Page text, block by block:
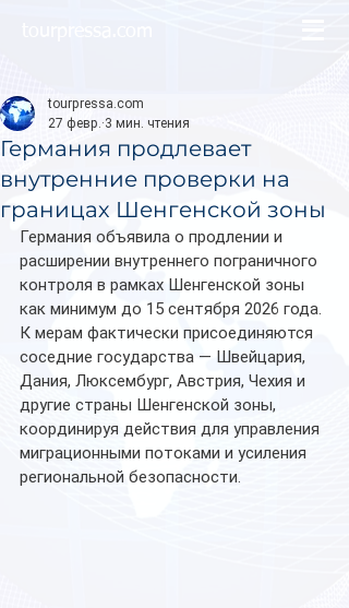
Германия продлевает
внутренние проверки на
границах Шенгенской зоны
tourpressa.com
27 февр. 3 мин. чтения
Германия объявила о продлении и
расширении внутреннего пограничного
контроля в рамках Шенгенской зоны
как минимум до 15 сентября 2026 года.
К мерам фактически присоединяются
соседние государства — Швейцария,
Дания, Люксембург, Австрия, Чехия и
другие страны Шенгенской зоны,
координируя действия для управления
миграционными потоками и усиления
региональной безопасности.